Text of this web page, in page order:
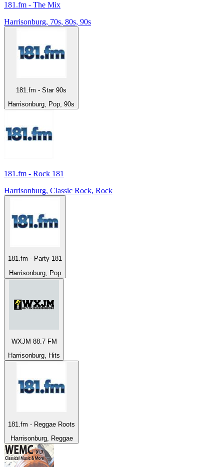
181.fm - The Mix
Harrisonburg, 70s, 80s, 90s
181.fm - Star 90s
Harrisonburg, Pop, 90s
181.fm - Rock 181
Harrisonburg, Classic Rock, Rock
181.fm - Party 181
Harrisonburg, Pop
WXJM 88.7 FM
Harrisonburg, Hits
181.fm - Reggae Roots
Harrisonburg, Reggae